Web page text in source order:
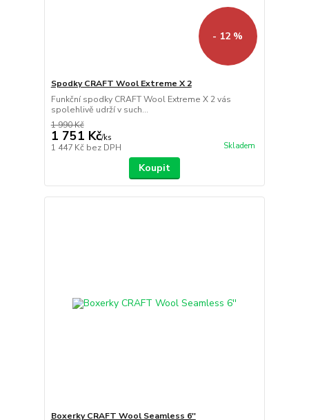
- 12 %
Spodky CRAFT Wool Extreme X 2
Funkční spodky CRAFT Wool Extreme X 2 vás
spolehlivě udrží v such...
1 990 Kč
1 751 Kč/ks
1 447 Kč bez DPH Skladem
Koupit
Boxerky CRAFT Wool Seamless 6''